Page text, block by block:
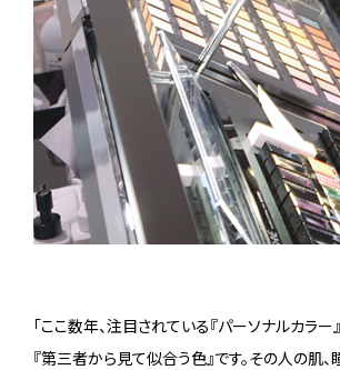
「ここ数年、注目されている『パーソナルカラー
『第三者から見て似合う色』です。その人の肌